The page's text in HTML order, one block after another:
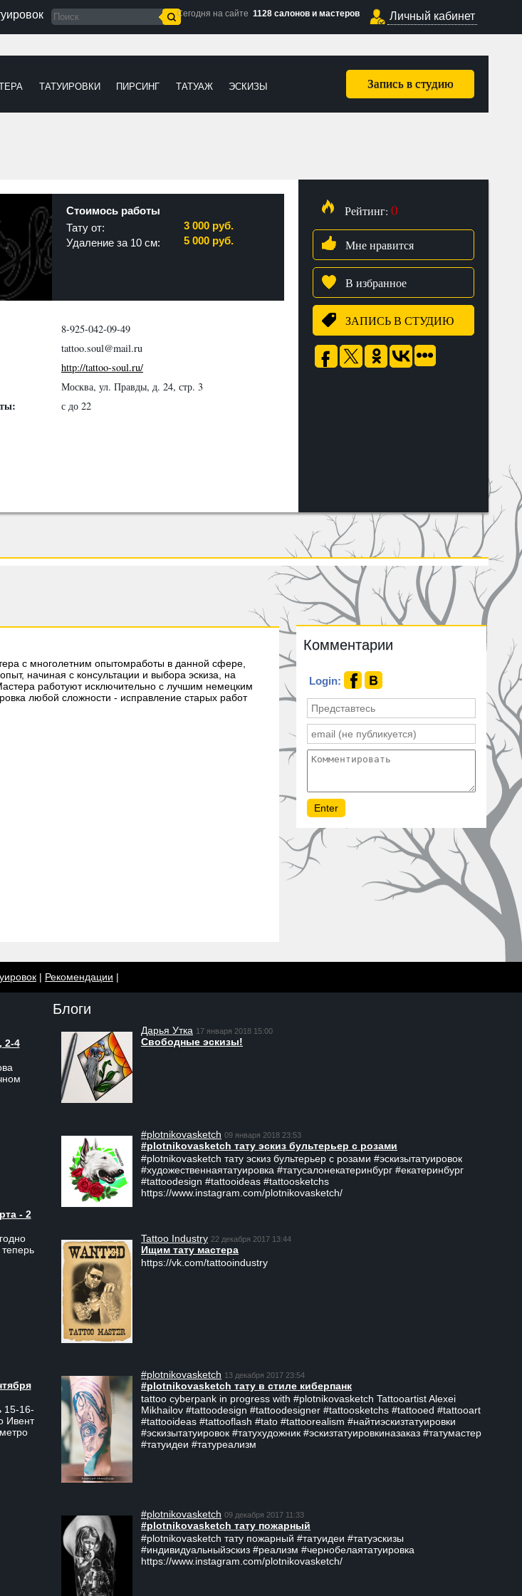
Сегодня на сайте 1128 салонов и мастеров Личный кабинет
Запись в студию
ТАТУИРОВКИ ПИРСИНГ ТАТУАЖ ЭСКИЗЫ
Стоимось работы
Тату от:
3 000 руб.
Удаление за 10 см:
5 000 руб.
8-925-042-09-49
tattoo.soul@mail.ru
http://tattoo-soul.ru/
Москва, ул. Правды, д. 24, стр. 3
с до 22
Рейтинг: 0
Мне нравится
В избранное
ЗАПИСЬ В СТУДИЮ
с многолетним опытомработы в данной сфере,
начиная с консультации и выбора эскиза, на
работуют исключительно с лучшим немецким
любой сложности - исправление старых работ
Комментарии
Login:
| Рекомендации |
2-4
- 2
15-16-
Ивент
Блоги
Дарья Утка 17 января 2018 15:00
Свободные эскизы!
#plotnikovasketch 09 января 2018 23:53
#plotnikovasketch тату эскиз бультерьер с розами
#plotnikovasketch тату эскиз бультерьер с розами #эскизытатуировок
#художественнаятатуировка #татусалонекатеринбург #екатеринбург
#tattoodesign #tattooideas #tattoosketchs
https://www.instagram.com/plotnikovasketch/
Tattoo Industry 22 декабря 2017 13:44
Ищим тату мастера
https://vk.com/tattooindustry
#plotnikovasketch 13 декабря 2017 23:54
#plotnikovasketch тату в стиле киберпанк
tattoo cyberpank in progress with #plotnikovasketch Tattooartist Alexei
Mikhailov #tattoodesign #tattoodesigner #tattoosketchs #tattooed #tattooart
#tattooideas #tattooflash #tato #tattoorealism #найтиэскизтатуировки
#эскизытатуировок #татухудожник #эскизтатуировкиназаказ #татумастер
#татуидеи #татуреализм
#plotnikovasketch 09 декабря 2017 11:33
#plotnikovasketch тату пожарный
#plotnikovasketch тату пожарный #татуидеи #татуэскизы
#индивидуальныйэскиз #реализм #чернобелаятатуировка
https://www.instagram.com/plotnikovasketch/